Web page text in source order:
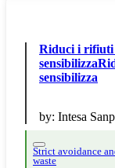
Riduci i rifiuti
sensibilizza
by: Intesa
Strict avoidance
waste